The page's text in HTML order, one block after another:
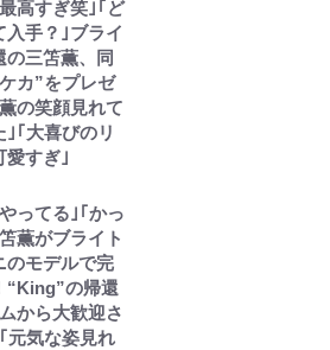
尾志桜里が
ッシングにも
理由と独自メ
が語る23年
なき美ボディ
水着」を超え
衣装に迫る
高すぎ笑｣｢ど
入手？｣ブライ
の三笘薫、同
カ”をプレゼ
の笑顔見れて
｣｢大喜びのリ
愛すぎ｣
ってる｣｢かっ
薫がブライト
のモデルで完
“King”の帰還
から大歓迎さ
元気な姿見れ